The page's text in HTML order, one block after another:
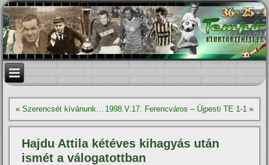
«Szerencsét kí­vánunk… 1998.V.17. Ferencváros – Újpesti TE 1-1»
Hajdu Attila kétéves kihagyás után
ismét a válogatottban